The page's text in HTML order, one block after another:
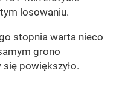
losowaniu.
stopnia warta nieco
grono
powiększyło.